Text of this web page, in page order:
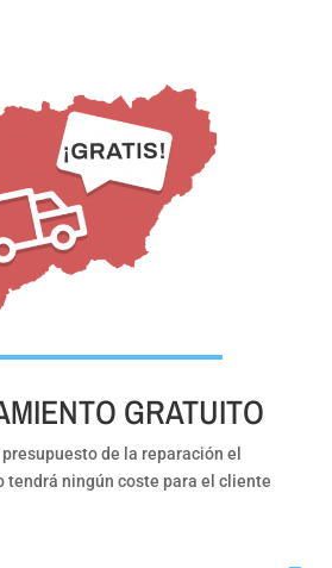
GRATUITO
de la reparación el
tendrá ningún coste para el cliente